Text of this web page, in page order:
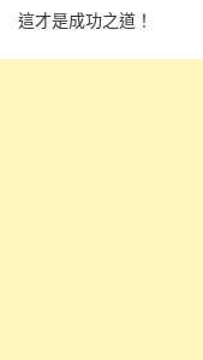
這才是成功之道！